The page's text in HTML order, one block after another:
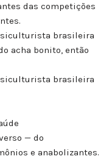
das competições
brasileira
acha bonito, então
brasileira
— do
e anabolizantes.